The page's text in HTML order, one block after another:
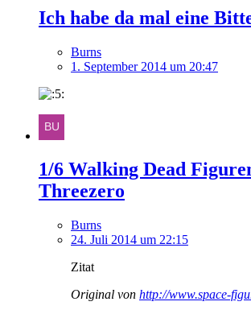
Ich habe da mal eine
Burns
1. September 2014 um 20:47
1/6 Walking Dead
Threezero
Burns
24. Juli 2014 um 22:15
Zitat
Original von http://www.space-